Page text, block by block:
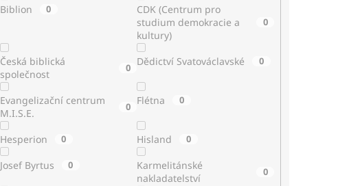
Biblion 0
CDK (Centrum pro
studium demokracie a
kultury)
0
Česká biblická
společnost
0 Dědictví Svatováclavské 0
Evangelizační centrum
M.I.S.E.
0 Flétna 0
Hesperion 0 Hisland 0
Josef Byrtus 0
Karmelitánské
nakladatelství
0